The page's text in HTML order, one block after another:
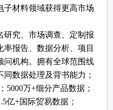
子材料领域获得更高市场
研究、市场调查、定制报
报告、数据分析、项目
问机构。拥有全球范围线
同数据处理及背书能力；
5000万+细分产品数据；
亿+国际贸易数据；